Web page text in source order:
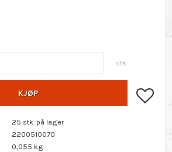
stk.
KJØP
25 stk. på lager
2200510070
0,055 kg